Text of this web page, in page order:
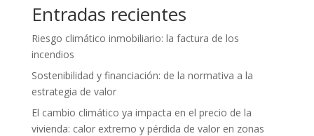
Entradas recientes
Riesgo climático inmobiliario: la factura de los
incendios
Sostenibilidad y financiación: de la normativa a la
estrategia de valor
El cambio climático ya impacta en el precio de la
vivienda: calor extremo y pérdida de valor en zonas